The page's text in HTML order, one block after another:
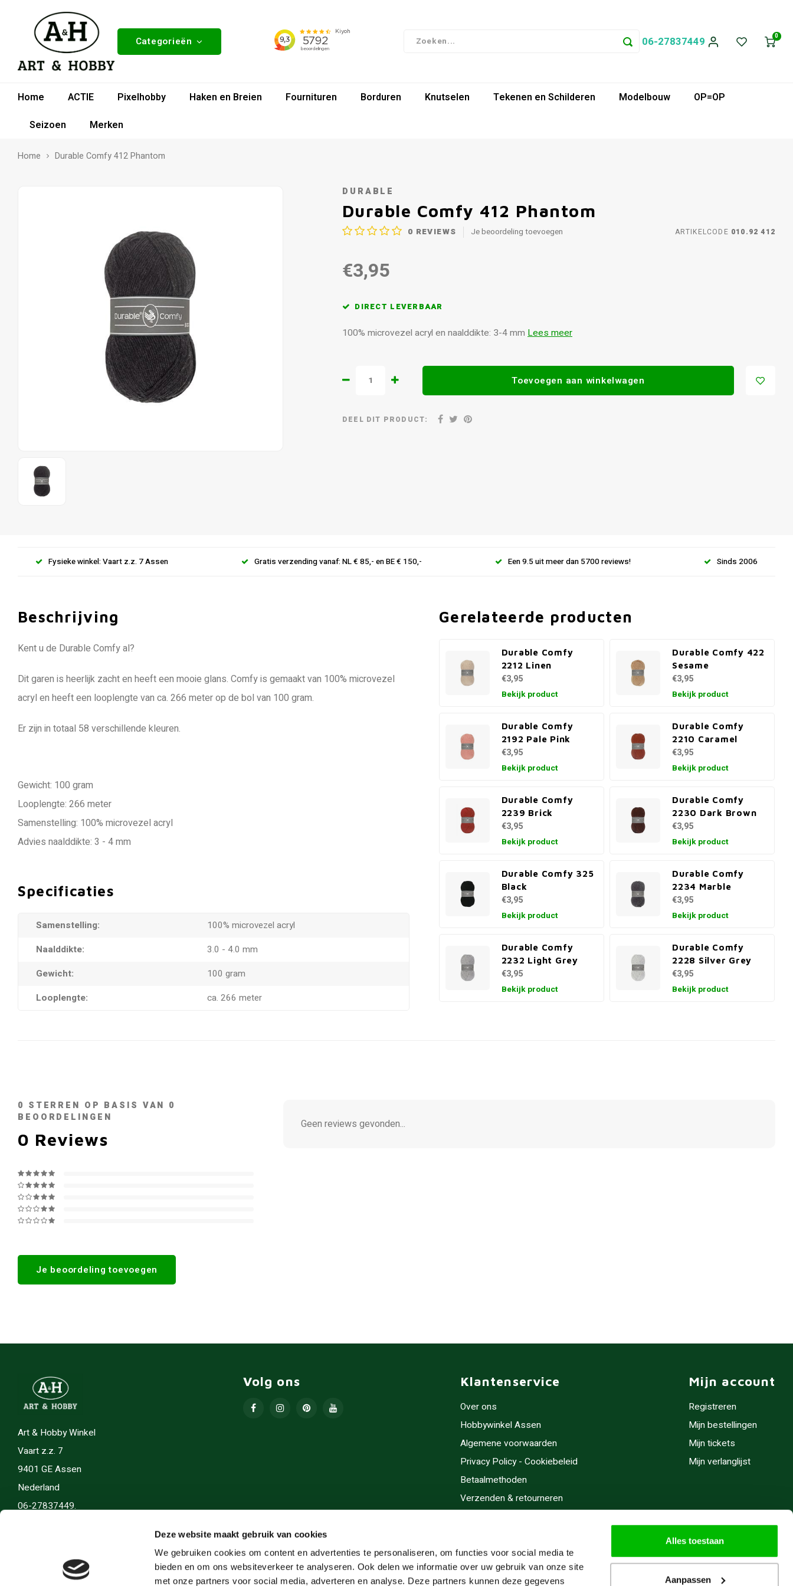
Deze website maakt gebruik van cookies
We gebruiken cookies om content en advertenties te personaliseren, om functies voor social media te
bieden en om ons websiteverkeer te analyseren. Ook delen we informatie over uw gebruik van onze site
met onze partners voor social media, adverteren en analyse. Deze partners kunnen deze gegevens
Alles toestaan
Aanpassen
Categorieën 06-27837449 0
Home ACTIE Pixelhobby Haken en Breien Fournituren Borduren Knutselen Tekenen en Schilderen Modelbouw
OP=OP
Seizoen
Merken
Home Durable Comfy 412 Phantom
DURABLE
Durable Comfy 412 Phantom
0 REVIEWS Je beoordeling toevoegen ARTIKELCODE 010.92 412
€3,95
DIRECT LEVERBAAR
100% microvezel acryl en naalddikte: 3-4 mm Lees meer
Toevoegen aan winkelwagen
DEEL DIT PRODUCT:
Fysieke winkel: Vaart z.z. 7 Assen Gratis verzending vanaf: NL € 85,- en BE € 150,- Een 9.5 uit meer dan 5700 reviews! Sinds 2006
Beschrijving
Kent u de Durable Comfy al?
Dit garen is heerlijk zacht en heeft een mooie glans. Comfy is gemaakt van 100% microvezel
acryl en heeft een looplengte van ca. 266 meter op de bol van 100 gram.
Er zijn in totaal 58 verschillende kleuren.
Gewicht: 100 gram
Looplengte: 266 meter
Samenstelling: 100% microvezel acryl
Advies naalddikte: 3 - 4 mm
Specificaties
Samenstelling:
100% microvezel acryl
Naalddikte:
3.0 - 4.0 mm
Gewicht:
100 gram
Looplengte:
ca. 266 meter
Gerelateerde producten
Durable Comfy
2212 Linen
€3,95
Bekijk product
Durable Comfy 422
Sesame
€3,95
Bekijk product
Durable Comfy
2192 Pale Pink
€3,95
Bekijk product
Durable Comfy
2210 Caramel
€3,95
Bekijk product
Durable Comfy
2239 Brick
€3,95
Bekijk product
Durable Comfy
2230 Dark Brown
€3,95
Bekijk product
Durable Comfy 325
Black
€3,95
Bekijk product
Durable Comfy
2234 Marble
€3,95
Bekijk product
Durable Comfy
2232 Light Grey
€3,95
Bekijk product
Durable Comfy
2228 Silver Grey
€3,95
Bekijk product
0 STERREN OP BASIS VAN 0
BEOORDELINGEN
0 Reviews
Je beoordeling toevoegen
Geen reviews gevonden...
Art & Hobby Winkel
Vaart z.z. 7
9401 GE Assen
Nederland
06-27837449.
Volg ons Klantenservice
Over ons
Hobbywinkel Assen
Algemene voorwaarden
Privacy Policy - Cookiebeleid
Betaalmethoden
Verzenden & retourneren
Cadeaubonnen
Inlijsten
Mijn account
Registreren
Mijn bestellingen
Mijn tickets
Mijn verlanglijst